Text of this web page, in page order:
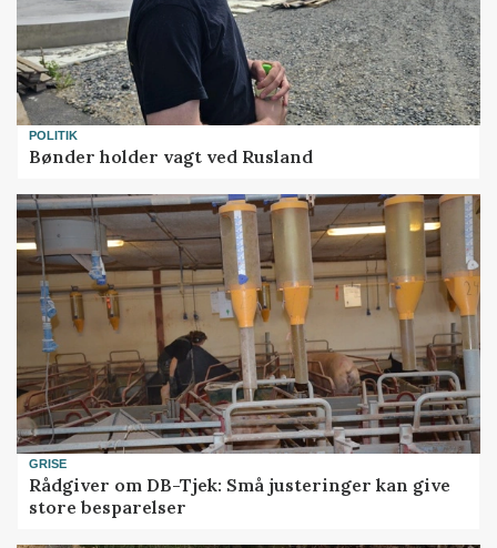
POLITIK
Bønder holder vagt ved Rusland
GRISE
Rådgiver om DB-Tjek: Små justeringer kan give
store besparelser